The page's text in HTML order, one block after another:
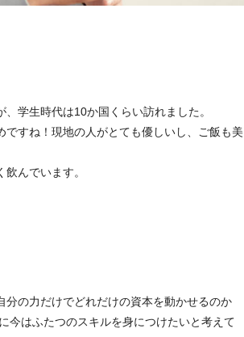
学生時代は10か国くらい訪れました。
すね！現地の人がとても優しいし、ご飯も美
んでいます。
の力だけでどれだけの資本を動かせるのか
今はふたつのスキルを身につけたいと考えて